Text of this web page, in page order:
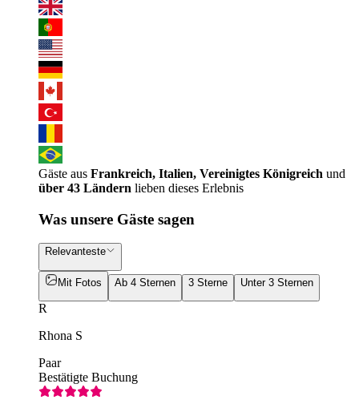
Gäste aus Frankreich, Italien, Vereinigtes Königreich und
über 43 Ländern lieben dieses Erlebnis
Was unsere Gäste sagen
Relevanteste
Mit Fotos Ab 4 Sternen 3 Sterne Unter 3 Sternen
R
Rhona S
Paar
Bestätigte Buchung